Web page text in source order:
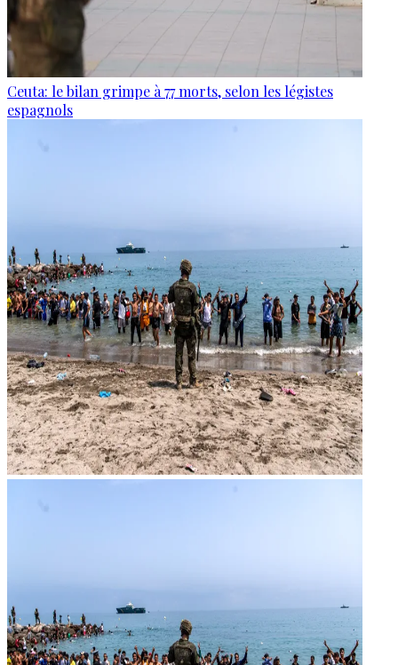
Ceuta: le bilan grimpe à 77 morts, selon les légistes
espagnols